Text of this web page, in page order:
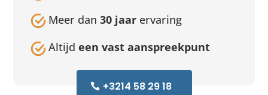
Meer dan30 jaar ervaring
Altijd een vast aanspreekpunt
+3214 58 29 18